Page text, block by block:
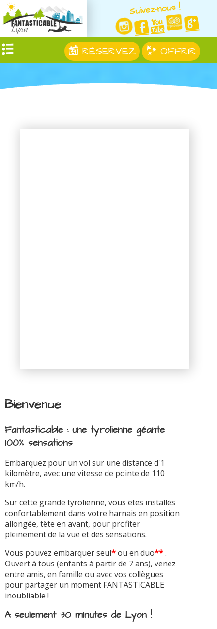
Suivez-nous !
RÉSERVEZ OFFRIR
Bienvenue
Fantasticable : une tyrolienne géante
100% sensations
Embarquez pour un vol sur une distance d'1
kilomètre, avec une vitesse de pointe de 110
km/h.
Sur cette grande tyrolienne, vous êtes installés
confortablement dans votre harnais en position
allongée, tête en avant, pour profiter
pleinement de la vue et des sensations.
Vous pouvez embarquer seul*ou en duo**.
Ouvert à tous (enfants à partir de 7 ans), venez
entre amis, en famille ou avec vos collègues
pour partager un moment FANTASTICABLE
inoubliable !
A seulement 30 minutes de Lyon !